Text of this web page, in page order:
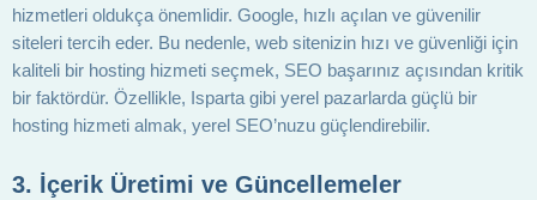
hizmetleri oldukça önemlidir. Google, hızlı açılan ve güvenilir
siteleri tercih eder. Bu nedenle, web sitenizin hızı ve güvenliği için
kaliteli bir hosting hizmeti seçmek, SEO başarınız açısından kritik
bir faktördür. Özellikle, Isparta gibi yerel pazarlarda güçlü bir
hosting hizmeti almak, yerel SEO’nuzu güçlendirebilir.
3. İçerik Üretimi ve Güncellemeler